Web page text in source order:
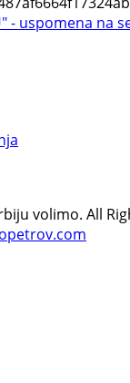
- uspomena na
volimo. All